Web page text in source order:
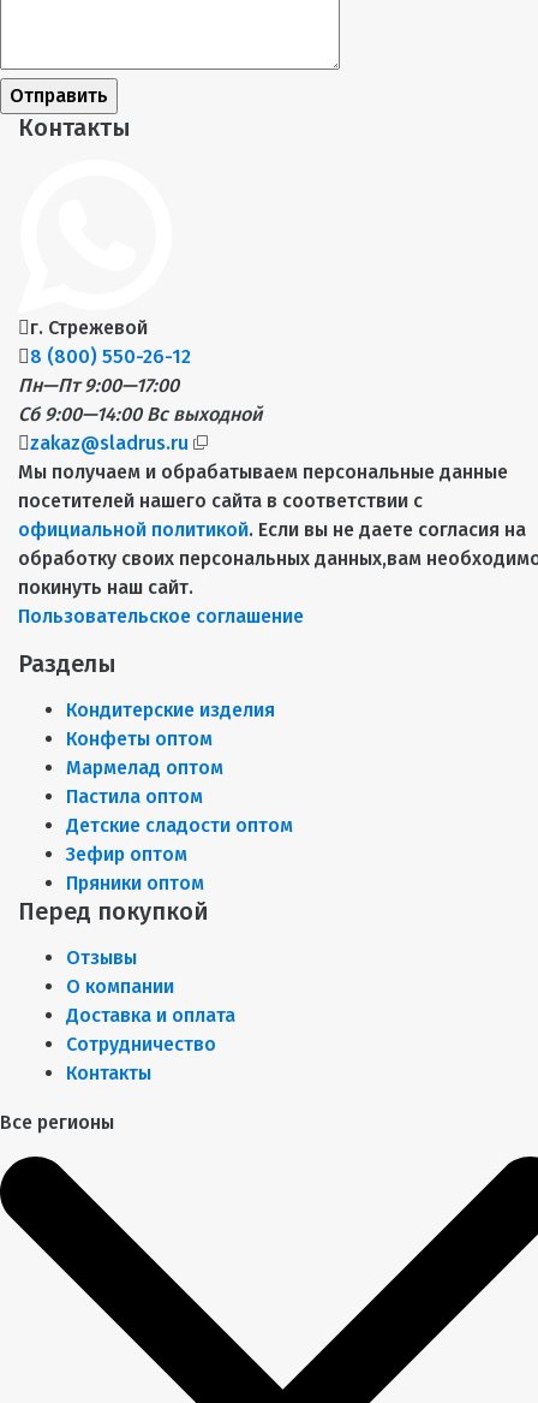
Отправить
Контакты
г. Стрежевой
8 (800) 550-26-12
Пн—Пт 9:00—17:00
Сб 9:00—14:00 Вс выходной
zakaz@sladrus.ru
Мы получаем и обрабатываем персональные данные
посетителей нашего сайта в соответствии с
официальной политикой. Если вы не даете согласия на
обработку своих персональных данных,вам
покинуть наш сайт.
Пользовательское соглашение
Разделы
Кондитерские изделия
Конфеты оптом
Мармелад оптом
Пастила оптом
Детские сладости оптом
Зефир оптом
Пряники оптом
Перед покупкой
Отзывы
О компании
Доставка и оплата
Сотрудничество
Контакты
Все регионы